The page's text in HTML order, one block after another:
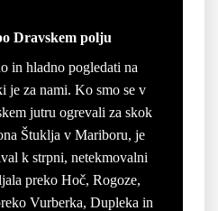
Dravskem polju
in hladno pogledati na
je za nami. Ko smo se v
jutru ogrevali za skok
Štuklja v Mariboru, je
k strpni, netekmovalni
preko Hoč, Rogoze,
Vurberka, Dupleka in